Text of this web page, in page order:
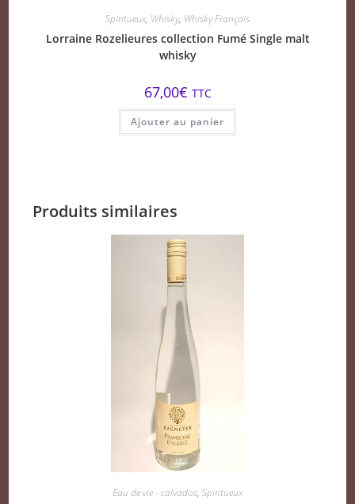
Spiritueux, Whisky, Whisky Français
Lorraine Rozelieures collection Fumé Single malt
whisky
67,00€ TTC
Ajouter au panier
Produits similaires
Eau de vie - calvados, Spiritueux